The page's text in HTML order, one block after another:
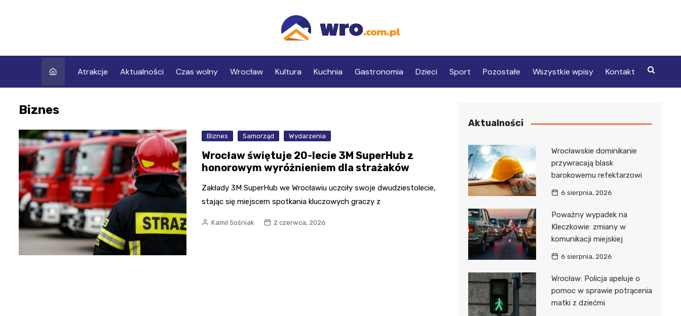
Atrakcje Aktualności Czas wolny Wrocław Kultura Kuchnia Gastronomia Dzieci Sport Pozostałe Wszystkie wpisy Kontakt
Biznes
Biznes Samorząd Wydarzenia
Wrocław świętuje 20-lecie 3M SuperHub z
honorowym wyróżnieniem dla strażaków
Zakłady 3M SuperHub we Wrocławiu uczciły swoje dwudziestolecie,
stając się miejscem spotkania kluczowych graczy z
Kamil Sośniak 2 czerwca, 2026
Aktualności
Wrocławskie dominikanie
przywracają blask
barokowemu refektarzowi
6 sierpnia, 2026
Poważny wypadek na
Kleczkowie: zmiany w
komunikacji miejskiej
6 sierpnia, 2026
Wrocław: Policja apeluje o
pomoc w sprawie potrącenia
matki z dziećmi